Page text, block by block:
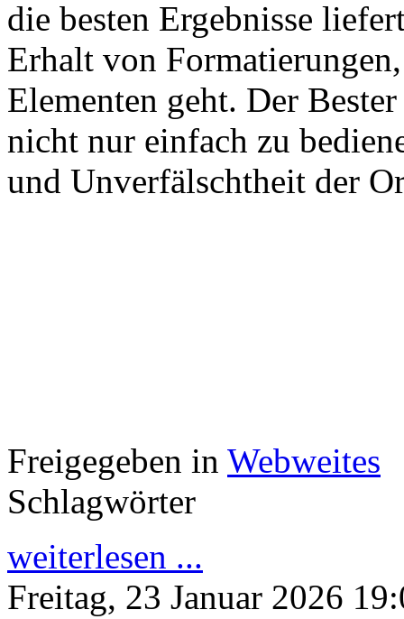
die besten Ergebnisse
Erhalt von
Elementen geht. Der
nicht nur einfach zu
und Unverfälschtheit der
Freigegeben in Webweites
Schlagwörter
weiterlesen ...
Freitag, 23 Januar 2026